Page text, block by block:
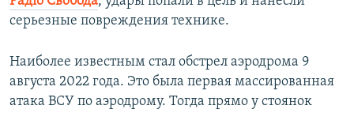
серьезные повреждения технике.
Наиболее известным стал обстрел аэродрома 9
августа 2022 года. Это была первая массированная
атака ВСУ по аэродрому. Тогда прямо у стоянок